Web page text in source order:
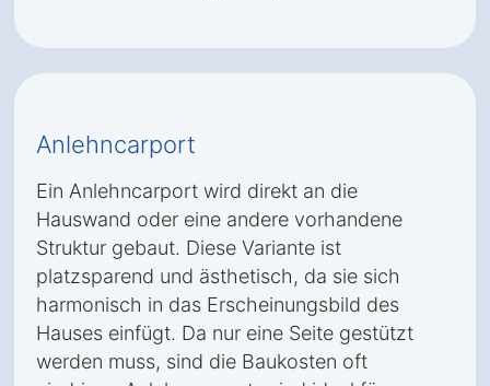
Anlehncarport
Ein Anlehncarport wird direkt an die
Hauswand oder eine andere vorhandene
Struktur gebaut. Diese Variante ist
platzsparend und ästhetisch, da sie sich
harmonisch in das Erscheinungsbild des
Hauses einfügt. Da nur eine Seite gestützt
werden muss, sind die Baukosten oft